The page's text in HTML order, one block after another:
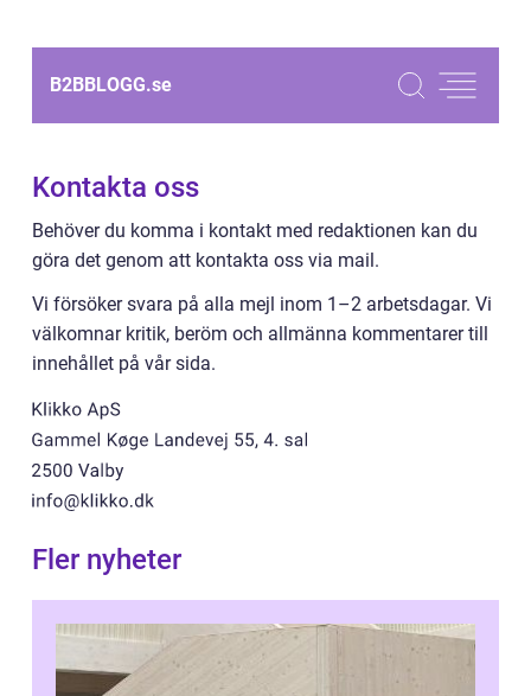
B2BBLOGG.se
Kontakta oss
Behöver du komma i kontakt med redaktionen kan du
göra det genom att kontakta oss via mail.
Vi försöker svara på alla mejl inom 1–2 arbetsdagar. Vi
välkomnar kritik, beröm och allmänna kommentarer till
innehållet på vår sida.
Fler nyheter